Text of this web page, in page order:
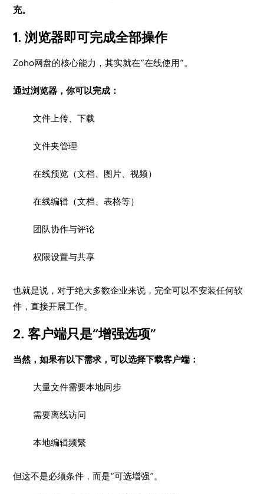
充。
1. 浏览器即可完成全部操作
Zoho网盘的核心能力，其实就在“在线使用”。
通过浏览器，你可以完成：
文件上传、下载
文件夹管理
在线预览（文档、图片、视频）
在线编辑（文档、表格等）
团队协作与评论
权限设置与共享
也就是说，对于绝大多数企业来说，完全可以不安装任何软
件，直接开展工作。
2. 客户端只是“增强选项”
当然，如果有以下需求，可以选择下载客户端：
大量文件需要本地同步
需要离线访问
本地编辑频繁
但这不是必须条件，而是“可选增强”。